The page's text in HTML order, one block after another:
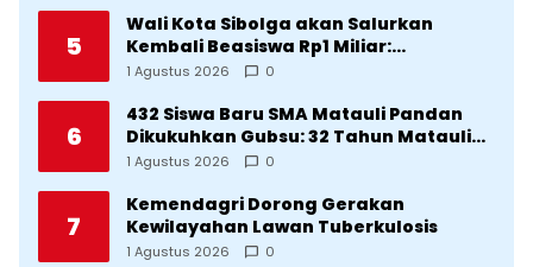
5
Wali Kota Sibolga akan Salurkan
Kembali Beasiswa Rp1 Miliar:
Diproritaskan Mahasiswa Korban
1 Agustus 2026 0
6
432 Siswa Baru SMA Matauli Pandan
Dikukuhkan Gubsu: 32 Tahun Matauli
Cetak SDM Unggul
1 Agustus 2026 0
7
Kemendagri Dorong Gerakan
Kewilayahan Lawan Tuberkulosis
1 Agustus 2026 0